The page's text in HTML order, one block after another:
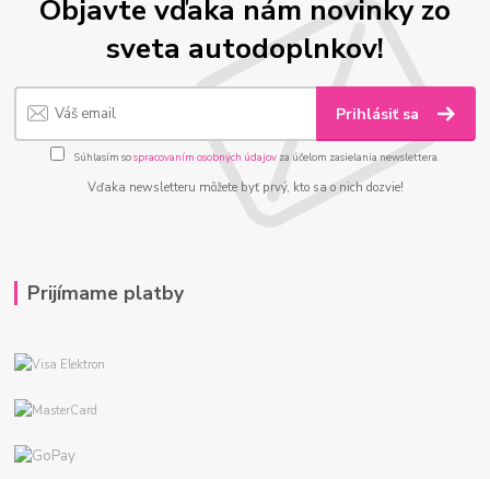
Objavte vďaka nám novinky zo
sveta autodoplnkov!
Prihlásiť sa
Súhlasím sospracovaním osobných údajov za účelom zasielania newslettera.
Vďaka newsletteru môžete byť prvý, kto sa o nich dozvie!
Prijímame platby